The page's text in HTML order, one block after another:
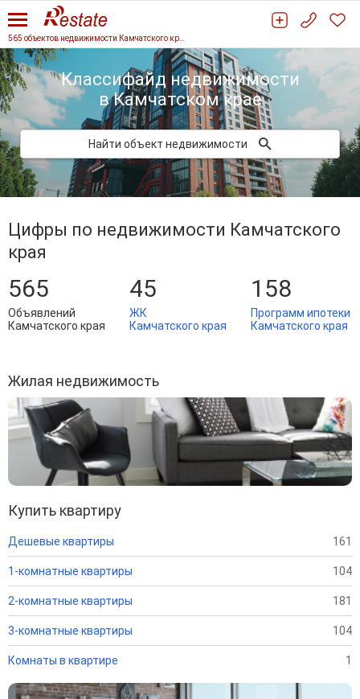
Классифайд недвижимости
в Камчатском крае
Найти объект недвижимости
Цифры по недвижимости Камчатского
края
565
Объявлений
Камчатского края
45
ЖК
Камчатского края
158
Программ ипотеки
Камчатского края
Жилая недвижимость
Купить квартиру
Дешевые квартиры 161
1-комнатные квартиры 104
2-комнатные квартиры 181
3-комнатные квартиры 104
Комнаты в квартире 1